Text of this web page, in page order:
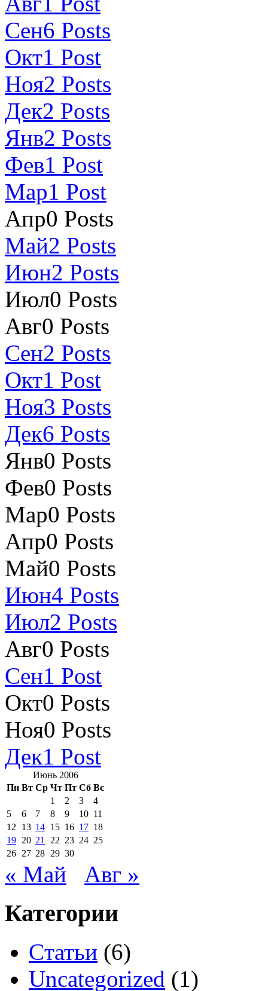
Сен6 Posts
Окт1 Post
Ноя2 Posts
Дек2 Posts
Янв2 Posts
Фев1 Post
Мар1 Post
Апр0 Posts
Май2 Posts
Июн2 Posts
Июл0 Posts
Авг0 Posts
Сен2 Posts
Окт1 Post
Ноя3 Posts
Дек6 Posts
Янв0 Posts
Фев0 Posts
Мар0 Posts
Апр0 Posts
Май0 Posts
Июн4 Posts
Июл2 Posts
Авг0 Posts
Сен1 Post
Окт0 Posts
Ноя0 Posts
Дек1 Post
Июнь 2006
Пн Вт Ср Чт Пт Сб Вс
1
2 3
4
5
6 7 8 9 10 11
12
13 14 15 16 17 18
19 20 21 22 23 24 25
26 27 28 29 30
« Май Авг »
Категории
Cтатьи (6)
Uncategorized (1)